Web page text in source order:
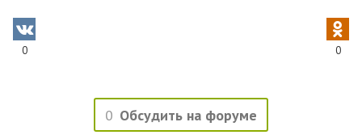
0 0
0 Обсудить на форуме